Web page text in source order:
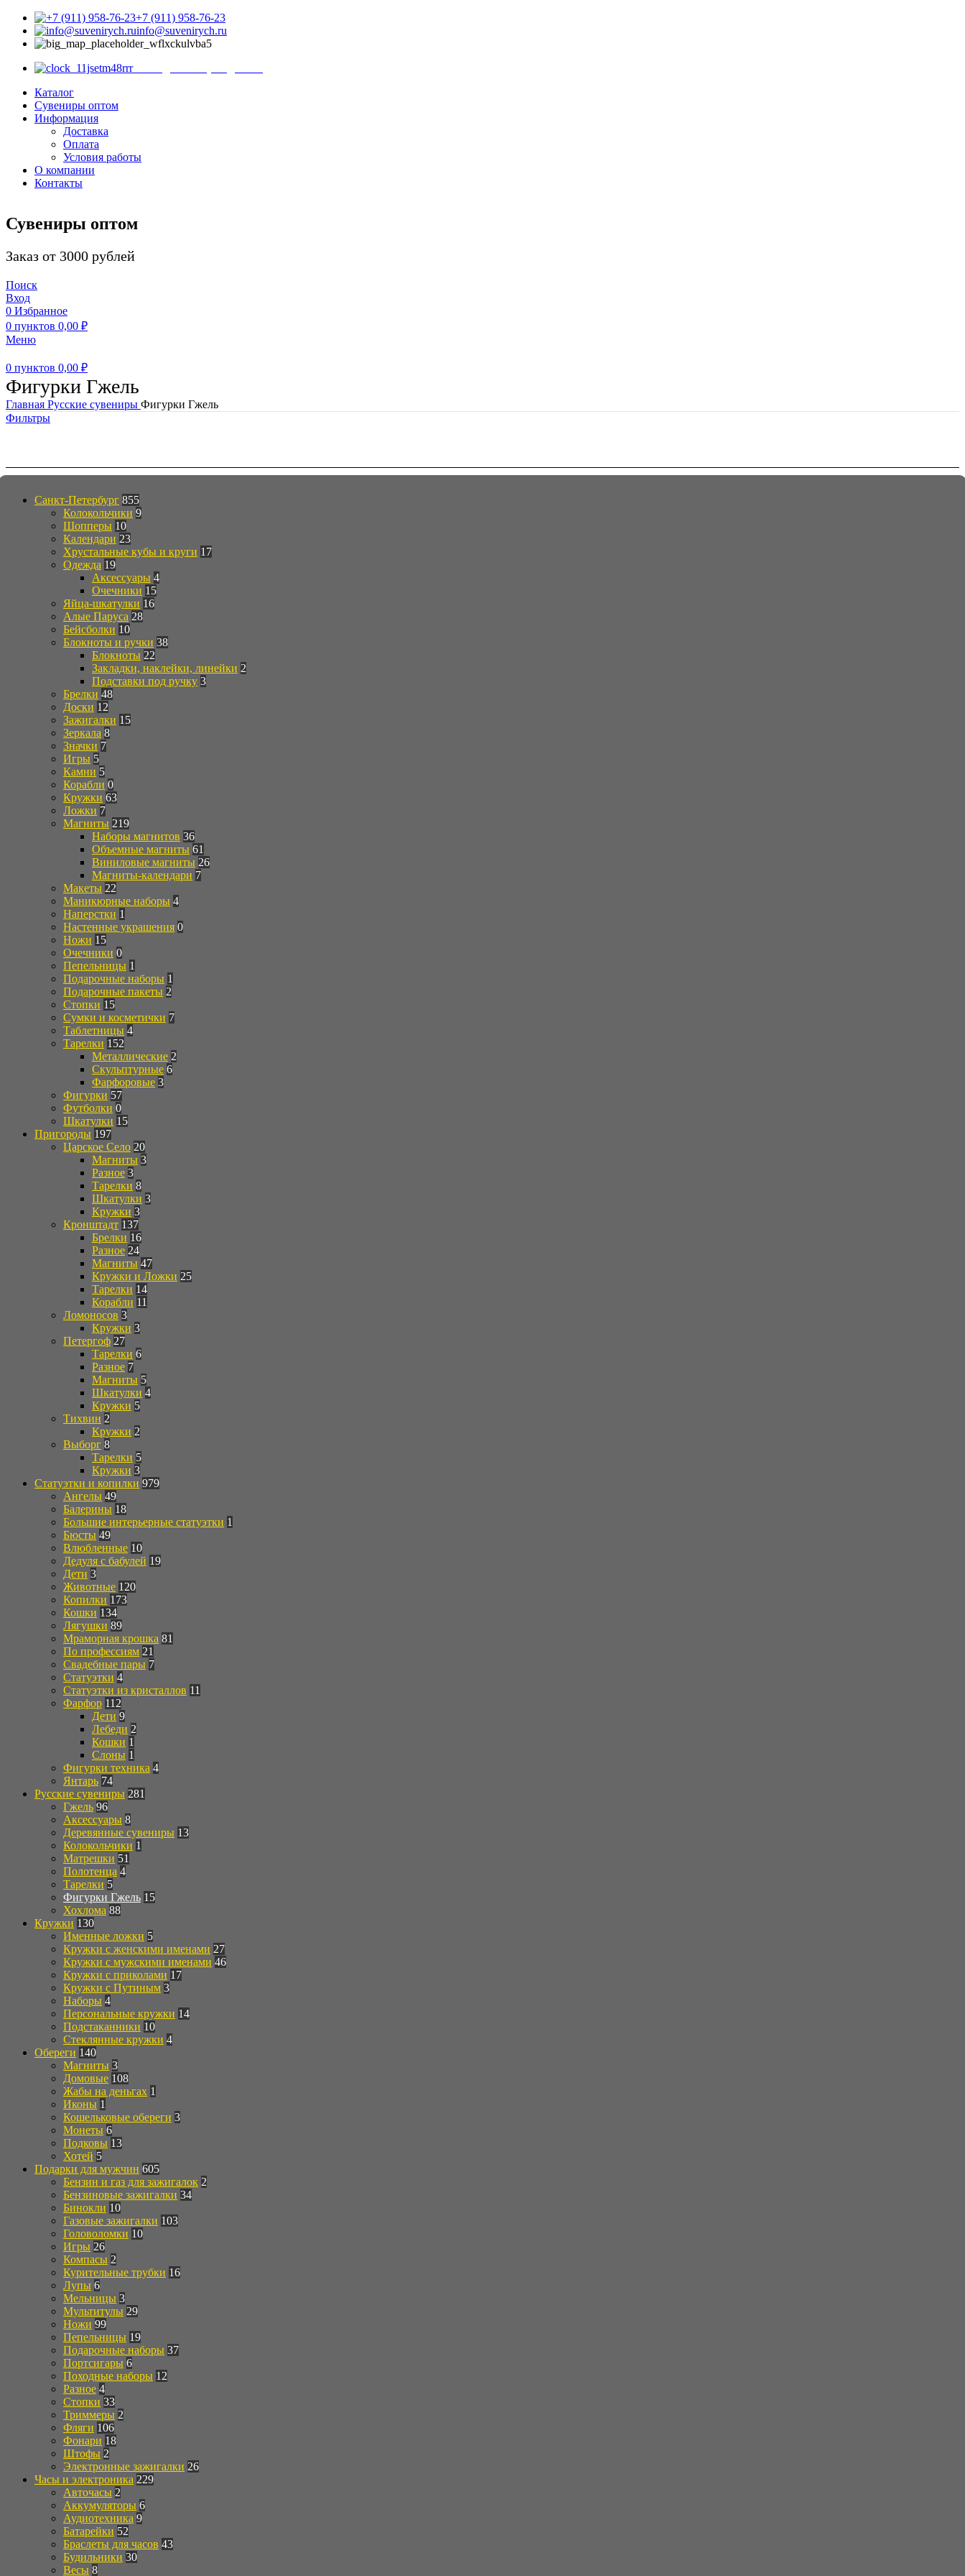
+7 (911) 958-76-23
info@suvenirych.ru
с 9.00 до 18.00 (ежедневно)
Каталог
Сувениры оптом
Информация
Доставка
Оплата
Условия работы
О компании
Контакты
Сувениры оптом
Заказ от 3000 рублей
Поиск
Вход
0 Избранное
0 пунктов 0,00 ₽
Меню
0 пунктов 0,00 ₽
Фигурки Гжель
Главная Русские сувениры Фигурки Гжель
Фильтры
Санкт-Петербург 855
Колокольчики 9
Шопперы 10
Календари 23
Хрустальные кубы и круги 17
Одежда 19
Аксессуары 4
Очечники 15
Яйца-шкатулки 16
Алые Паруса 28
Бейсболки 10
Блокноты и ручки 38
Блокноты 22
Закладки, наклейки, линейки 2
Подставки под ручку 3
Брелки 48
Доски 12
Зажигалки 15
Зеркала 8
Значки 7
Игры 5
Камни 5
Корабли 0
Кружки 63
Ложки 7
Магниты 219
Наборы магнитов 36
Объемные магниты 61
Виниловые магниты 26
Магниты-календари 7
Макеты 22
Маникюрные наборы 4
Наперстки 1
Настенные украшения 0
Ножи 15
Очечники 0
Пепельницы 1
Подарочные наборы 1
Подарочные пакеты 2
Стопки 15
Сумки и косметички 7
Таблетницы 4
Тарелки 152
Металлические 2
Скульптурные 6
Фарфоровые 3
Фигурки 57
Футболки 0
Шкатулки 15
Пригороды 197
Царское Село 20
Магниты 3
Разное 3
Тарелки 8
Шкатулки 3
Кружки 3
Кронштадт 137
Брелки 16
Разное 24
Магниты 47
Кружки и Ложки 25
Тарелки 14
Корабли 11
Ломоносов 3
Кружки 3
Петергоф 27
Тарелки 6
Разное 7
Магниты 5
Шкатулки 4
Кружки 5
Тихвин 2
Кружки 2
Выборг 8
Тарелки 5
Кружки 3
Статуэтки и копилки 979
Ангелы 49
Балерины 18
Большие интерьерные статуэтки 1
Бюсты 49
Влюбленные 10
Дедуля с бабулей 19
Дети 3
Животные 120
Копилки 173
Кошки 134
Лягушки 89
Мраморная крошка 81
По профессиям 21
Свадебные пары 7
Статуэтки 4
Статуэтки из кристаллов 11
Фарфор 112
Дети 9
Лебеди 2
Кошки 1
Слоны 1
Фигурки техника 4
Янтарь 74
Русские сувениры 281
Гжель 96
Аксессуары 8
Деревянные сувениры 13
Колокольчики 1
Матрешки 51
Полотенца 4
Тарелки 5
Фигурки Гжель 15
Хохлома 88
Кружки 130
Именные ложки 5
Кружки с женскими именами 27
Кружки с мужскими именами 46
Кружки с приколами 17
Кружки с Путиным 3
Наборы 4
Персональные кружки 14
Подстаканники 10
Стеклянные кружки 4
Обереги 140
Магниты 3
Домовые 108
Жабы на деньгах 1
Иконы 1
Кошельковые обереги 3
Монеты 6
Подковы 13
Хотей 5
Подарки для мужчин 605
Бензин и газ для зажигалок 2
Бензиновые зажигалки 34
Бинокли 10
Газовые зажигалки 103
Головоломки 10
Игры 26
Компасы 2
Курительные трубки 16
Лупы 6
Мельницы 3
Мультитулы 29
Ножи 99
Пепельницы 19
Подарочные наборы 37
Портсигары 6
Походные наборы 12
Разное 4
Стопки 33
Триммеры 2
Фляги 106
Фонари 18
Штофы 2
Электронные зажигалки 26
Часы и электроника 229
Авточасы 2
Аккумуляторы 6
Аудиотехника 9
Батарейки 52
Браслеты для часов 43
Будильники 30
Весы 8